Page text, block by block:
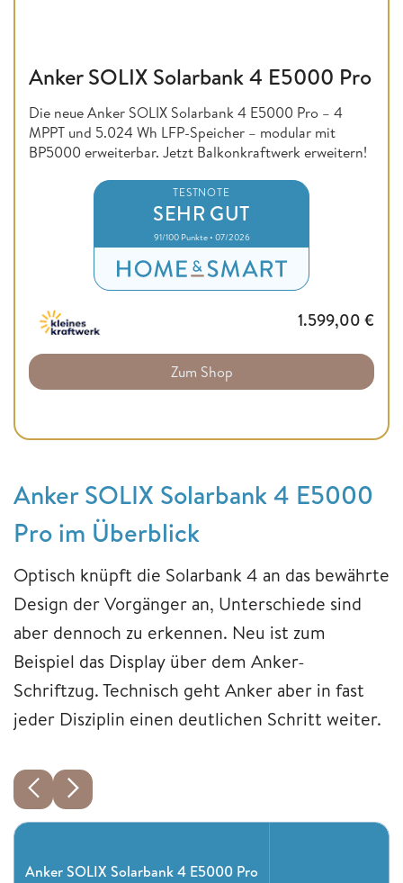
Anker SOLIX Solarbank 4 E5000 Pro
Die neue Anker SOLIX Solarbank 4 E5000 Pro – 4
MPPT und 5.024 Wh LFP-Speicher – modular mit
BP5000 erweiterbar. Jetzt Balkonkraftwerk erweitern!
TESTNOTE
SEHR GUT
91/100 Punkte • 07/2026
1.599,00 €
Zum Shop
Anker SOLIX Solarbank 4 E5000
Pro im Überblick
Optisch knüpft die Solarbank 4 an das bewährte
Design der Vorgänger an, Unterschiede sind
aber dennoch zu erkennen. Neu ist zum
Beispiel das Display über dem Anker-
Schriftzug. Technisch geht Anker aber in fast
jeder Disziplin einen deutlichen Schritt weiter.
Anker SOLIX Solarbank 4 E5000 Pro